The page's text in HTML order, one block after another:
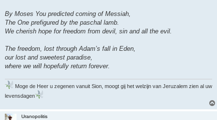
By Moses You predicted coming of Messiah,
The One prefigured by the paschal lamb.
We cherish hope for freedom from devil, sin and all the evil.
The freedom, lost through Adam’s fall in Eden,
our lost and sweetest paradise,
where we will hopefully return forever.
Moge de Heer u zegenen vanuit Sion, moogt gij het welzijn van Jeruzalem zien al uw
levensdagen
Uranopolitis